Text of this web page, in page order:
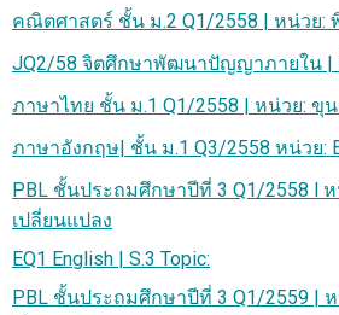
คณิตศาสตร์ ชั้น ม.2 Q1/2558 | หน่วย:
JQ2/58 จิตศึกษาพัฒนาปัญญาภายใน |
ภาษาไทย ชั้น ม.1 Q1/2558 | หน่วย: ขุ
ภาษาอังกฤษ| ชั้น ม.1 Q3/2558 หน่วย:
PBL ชั้นประถมศึกษาปีที่ 3 Q1/2558 l
เปลี่ยนแปลง
EQ1 English | S.3 Topic:
PBL ชั้นประถมศึกษาปีที่ 3 Q1/2559 |